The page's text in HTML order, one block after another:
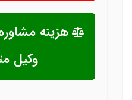
هزینه
وکیل